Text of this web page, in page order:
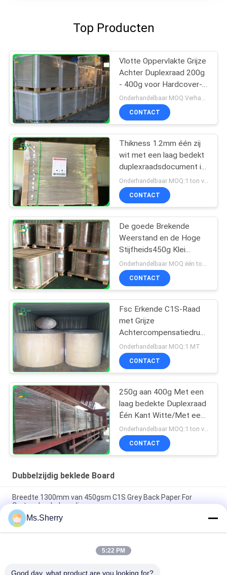
Top Producten
Vlotte Oppervlakte Grijze
Achter Duplexraad 200g
- 400g voor Hardcover-
Boekdekking
Onderhandelbaar MOQ:Verhandelbaar
CONTACT
Thikness 1.2mm één zij
wit met een laag bedekt
duplexraadsdocument in
bladen
Onderhandelbaar MOQ:1 ton voor gemeenschappelijke grootte & 10 ton voor speciale grootte
CONTACT
De goede Brekende
Weerstand en de Hoge
Stijfheids450g Klei
bedekten
Duplexdocument in
Broodje met een laag
CONTACT
Fsc Erkende C1S-Raad
met Grijze
Achtercompensatiedruk
in Jumbobroodjes
1160mm
Onderhandelbaar MOQ:1 MT
CONTACT
250g aan 400g Met een
laag bedekte Duplexraad
Één Kant Witte/Met een
laag bedekte 1300mm
voor Koerierszakken
Onderhandelbaar MOQ:1 ton voor standaardgrootte
CONTACT
Dubbelzijdig beklede Board
Breedte 1300mm van 450gsm C1S Grey Back Paper For
Carton Jumbobroodje
bedekte de Hoge het Vouwen van 250g 325g Weerstand
Duplexraad met Achtergrey free sample met een laag
140 g 170 g Afdrukbaar, bedekt met een witte bovenkant, voor
Ms.Sherry
5:22 PM
Good day, what product are you looking for?